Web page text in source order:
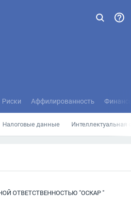
Риски Аффилированность
Налоговые данные Интеллектуальная
ОТВЕТСТВЕННОСТЬЮ "ОСКАР "